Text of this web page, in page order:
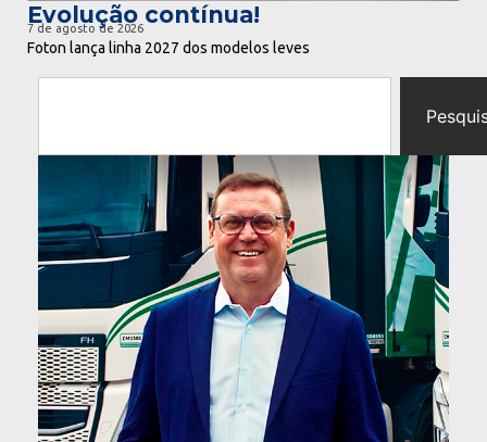
Evolução contínua!
7 de agosto de 2026
Foton lança linha 2027 dos modelos leves